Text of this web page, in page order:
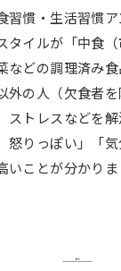
習慣・生活習慣ア
タイルが「中食
などの調理済み
の人（欠食者を
ストレスなどを解
怒りっぽい」「
ことが分かりま